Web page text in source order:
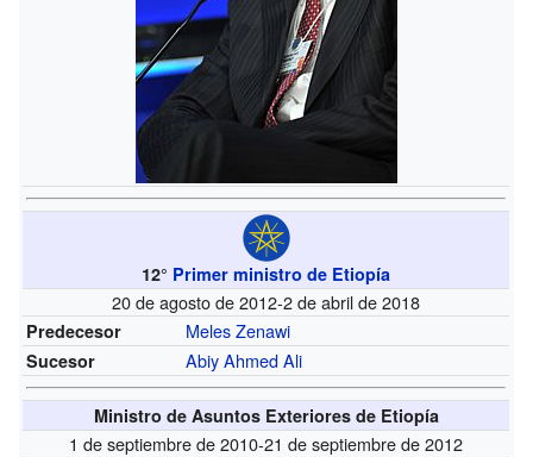
12° Primer ministro de Etiopía
20 de agosto de 2012-2 de abril de 2018
Predecesor Meles Zenawi
Sucesor Abiy Ahmed Ali
Ministro de Asuntos Exteriores de Etiopía
1 de septiembre de 2010-21 de septiembre de 2012